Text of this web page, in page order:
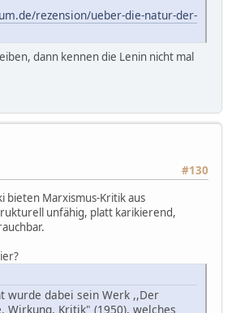
rezension/ueber-die-natur-der-
dann kennen die Lenin nicht mal
#130
bieten Marxismus-Kritik aus
unfähig, platt karikierend,
wurde dabei sein Werk ,,Der
Wirkung, Kritik" (1950), welches